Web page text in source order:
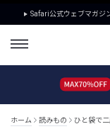
Safari公式ウェブマガジ
ホーム 読みもの ひと袋で